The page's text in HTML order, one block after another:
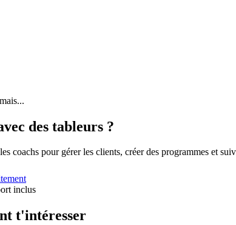
des tableurs ?
coachs pour gérer les clients, créer des programmes et
inclus
t'intéresser